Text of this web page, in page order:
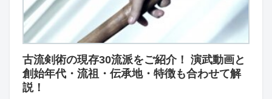
古流剣術の現存30流派をご紹介！ 演武動画と
創始年代・流祖・伝承地・特徴も合わせて解
説！